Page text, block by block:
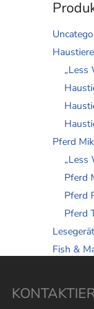
„Less
Pferd
„Less
Pferd
Pferd
Pferd
Fish &